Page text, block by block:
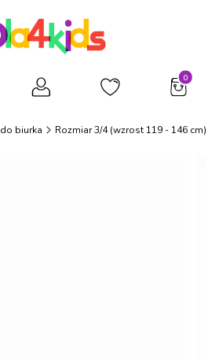
wyszukiwarkę
do biurka Rozmiar 3/4 (wzrost 119 - 146 cm)